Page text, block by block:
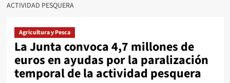
ACTIVIDAD PESQUERA
Agricultura y Pesca
La Junta convoca 4,7 millones de
euros en ayudas por la paralización
temporal de la actividad pesquera